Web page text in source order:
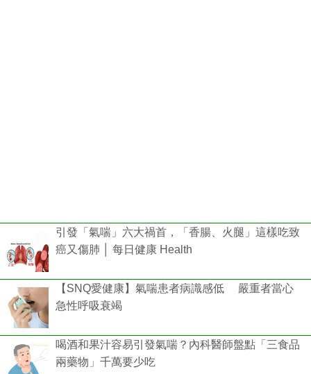
引發「氣喘」六大禍首，「香腸、火腿」這樣吃致
癌又傷肺 │ 每日健康 Health
【SNQ愛健康】氣喘患者病識感低 嚴重者當心
急性呼吸衰竭
喝酒和果汁容易引發氣喘？內科醫師盤點「三食品
兩藥物」千萬要少吃